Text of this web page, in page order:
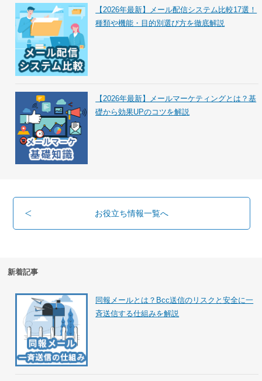
【2026年最新】メール配信システム比較17選！
種類や機能・目的別選び方を徹底解説
【2026年最新】メールマーケティングとは？基
礎から効果UPのコツを解説
お役立ち情報一覧へ
新着記事
同報メールとは？Bcc送信のリスクと安全に一
斉送信する仕組みを解説